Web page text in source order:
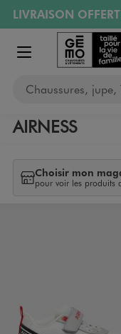
Aller au contenu
Aller à la navigation
LIVRAISON
RETRAIT ET
PAYEZ EN 3x SANS
Retours OFFERTS
Afficher le menu
Chaussures,
AIRNESS
Choisir mon
pour voir les produits